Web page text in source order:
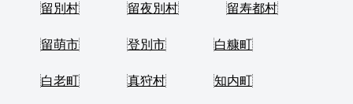
留別村 留夜別村 留寿都村
留萌市 登別市 白糠町
白老町 真狩村 知内町